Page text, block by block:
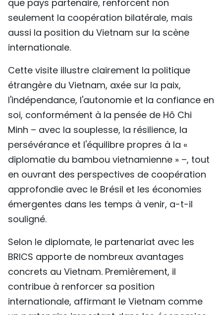
que pays partenaire, renforcent non
seulement la coopération bilatérale, mais
aussi la position du Vietnam sur la scène
internationale.
Cette visite illustre clairement la politique
étrangère du Vietnam, axée sur la paix,
l'indépendance, l'autonomie et la confiance en
soi, conformément à la pensée de Hô Chi
Minh – avec la souplesse, la résilience, la
persévérance et l'équilibre propres à la «
diplomatie du bambou vietnamienne » –, tout
en ouvrant des perspectives de coopération
approfondie avec le Brésil et les économies
émergentes dans les temps à venir, a-t-il
souligné.
Selon le diplomate, le partenariat avec les
BRICS apporte de nombreux avantages
concrets au Vietnam. Premièrement, il
contribue à renforcer sa position
internationale, affirmant le Vietnam comme